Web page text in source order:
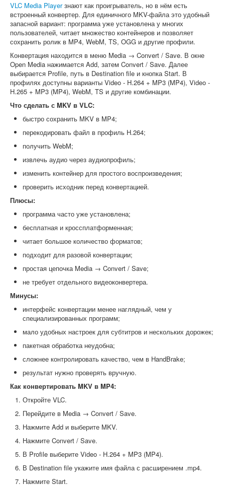
VLC Media Playerзнают как проигрыватель, но в нём есть
встроенный конвертер. Для единичного MKV-файла это удобный
запасной вариант: программа уже установлена у многих
пользователей, читает множество контейнеров и позволяет
сохранить ролик в MP4, WebM, TS, OGG и другие профили.
Конвертация находится в меню Media → Convert / Save. В окне
Open Media нажимается Add, затем Convert / Save. Далее
выбирается Profile, путь в Destination file и кнопка Start. В
профилях доступны варианты Video - H.264 + MP3 (MP4), Video -
H.265 + MP3 (MP4), WebM, TS и другие комбинации.
Что сделать с MKV в VLC:
быстро сохранить MKV в MP4;
перекодировать файл в профиль H.264;
получить WebM;
извлечь аудио через аудиопрофиль;
изменить контейнер для простого воспроизведения;
проверить исходник перед конвертацией.
Плюсы:
программа часто уже установлена;
бесплатная и кроссплатформенная;
читает большое количество форматов;
подходит для разовой конвертации;
простая цепочка Media → Convert / Save;
не требует отдельного видеоконвертера.
Минусы:
интерфейс конвертации менее наглядный, чем у
специализированных программ;
мало удобных настроек для субтитров и нескольких дорожек;
пакетная обработка неудобна;
сложнее контролировать качество, чем в HandBrake;
результат нужно проверять вручную.
Как конвертировать MKV в MP4:
Откройте VLC.
Перейдите в Media → Convert / Save.
Нажмите Add и выберите MKV.
Нажмите Convert / Save.
В Profile выберите Video - H.264 + MP3 (MP4).
В Destination file укажите имя файла с расширением .mp4.
Нажмите Start.